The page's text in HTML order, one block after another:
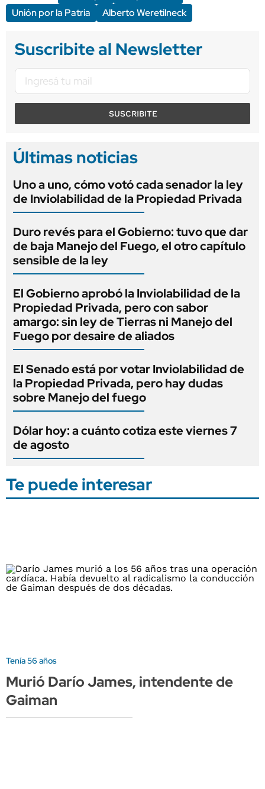
Unión por la Patria
Alberto Weretilneck
Suscribite al Newsletter
SUSCRIBITE
Últimas noticias
Uno a uno, cómo votó cada senador la ley
de Inviolabilidad de la Propiedad Privada
Duro revés para el Gobierno: tuvo que dar
de baja Manejo del Fuego, el otro capítulo
sensible de la ley
El Gobierno aprobó la Inviolabilidad de la
Propiedad Privada, pero con sabor
amargo: sin ley de Tierras ni Manejo del
Fuego por desaire de aliados
El Senado está por votar Inviolabilidad de
la Propiedad Privada, pero hay dudas
sobre Manejo del fuego
Dólar hoy: a cuánto cotiza este viernes 7
de agosto
Te puede interesar
Tenía 56 años
Murió Darío James, intendente de
Gaiman